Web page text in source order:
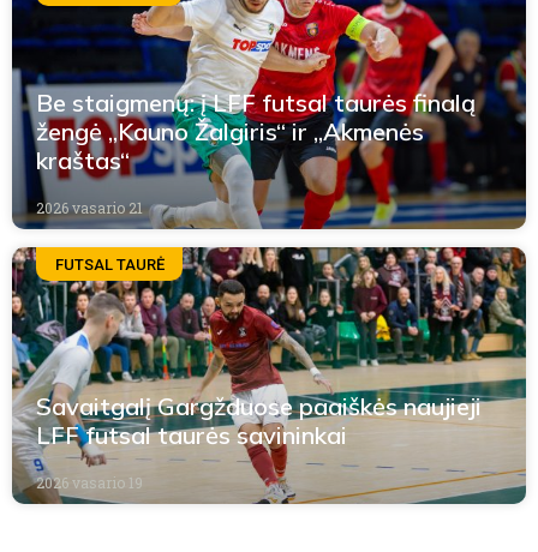
Be staigmenų: į LFF futsal taurės finalą
žengė „Kauno Žalgiris“ ir „Akmenės
kraštas“
2026 vasario 21
FUTSAL TAURĖ
Savaitgalį Gargžduose paaiškės naujieji
LFF futsal taurės savininkai
2026 vasario 19